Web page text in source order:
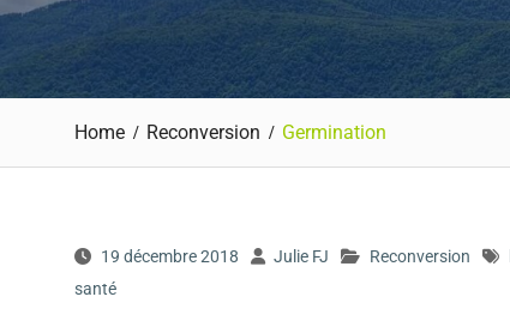
Home Reconversion Germination
19 décembre 2018 Julie FJ Reconversion
santé